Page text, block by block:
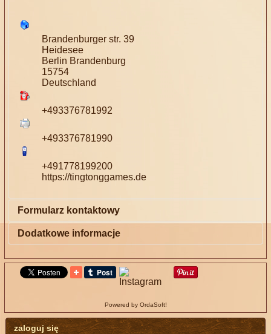
Brandenburger str. 39
Heidesee
Berlin Brandenburg
15754
Deutschland
+493376781992
+493376781990
+491778199200
https://tingtonggames.de
Formularz kontaktowy
Wyślij wiadomość e-mail na adres
service@tingtonggames.de
*Pole wymagane
Nazwa*
Temat*
Dodatkowe informacje
service@tingtonggames.de
Bankverbindung:
Knobelholz Spielzeug Manufaktur GmbH
Powered by OrdaSoft!
zaloguj się